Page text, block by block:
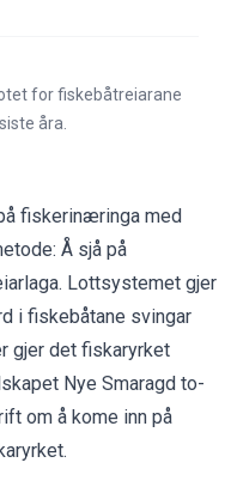
for fiskebåtreiarane
åra.
fiskerinæringa med
Å sjå på
Lottsystemet gjer
i fiskebåtane svingar
gjer det fiskaryrket
Nye Smaragd to-
om å kome inn på